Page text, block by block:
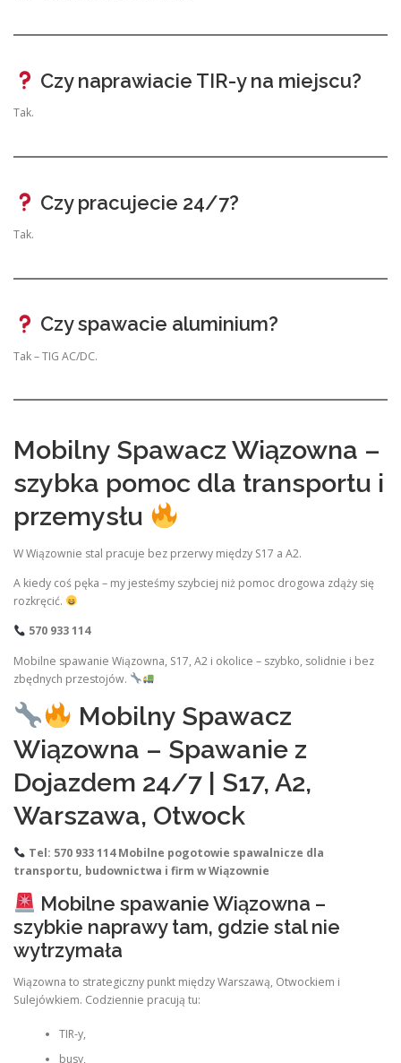
Czy naprawiacie TIR-y na miejscu?
Tak.
Czy pracujecie 24/7?
Tak.
Czy spawacie aluminium?
Tak – TIG AC/DC.
Mobilny Spawacz Wiązowna –
szybka pomoc dla transportu i
przemysłu
W Wiązownie stal pracuje bez przerwy między S17 a A2.
A kiedy coś pęka – my jesteśmy szybciej niż pomoc drogowa zdąży się
rozkręcić.
570 933 114
Mobilne spawanie Wiązowna, S17, A2 i okolice – szybko, solidnie i bez
zbędnych przestojów.
Mobilny Spawacz
Wiązowna – Spawanie z
Dojazdem 24/7 | S17, A2,
Warszawa, Otwock
Tel: 570 933 114 Mobilne pogotowie spawalnicze dla
transportu, budownictwa i firm w Wiązownie
Mobilne spawanie Wiązowna –
szybkie naprawy tam, gdzie stal nie
wytrzymała
Wiązowna to strategiczny punkt między Warszawą, Otwockiem i
Sulejówkiem. Codziennie pracują tu:
TIR-y,
busy,